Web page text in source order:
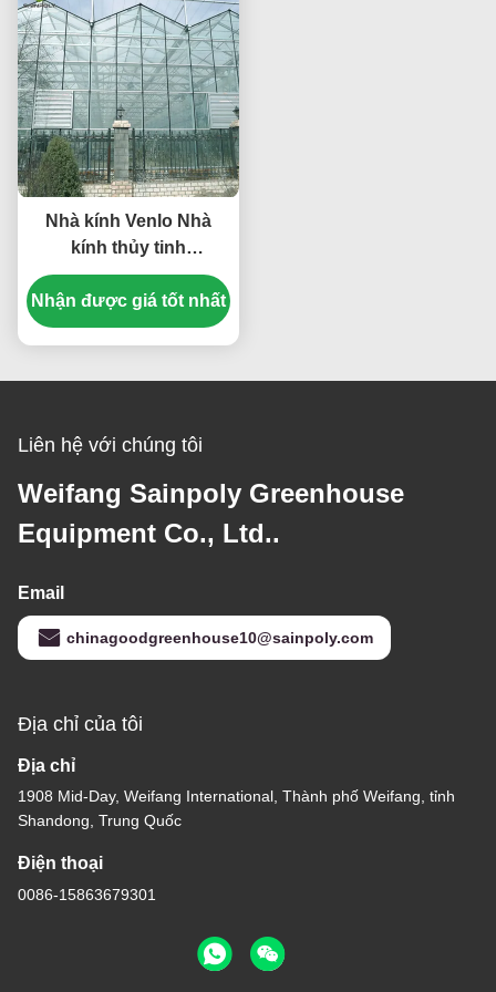
Nhà kính Venlo Nhà
kính thủy tinh
polycarbonate thương
mại Nhà kính cho hạt
giống rau quả cà chua
Nhận được giá tốt nhất
Liên hệ với chúng tôi
Weifang Sainpoly Greenhouse
Equipment Co., Ltd..
Email
chinagoodgreenhouse10@sainpoly.com
Địa chỉ của tôi
Địa chỉ
1908 Mid-Day, Weifang International, Thành phố Weifang, tỉnh
Shandong, Trung Quốc
Điện thoại
0086-15863679301